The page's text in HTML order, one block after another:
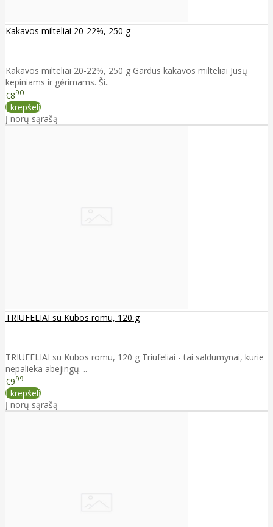
Kakavos milteliai 20-22%, 250 g
Kakavos milteliai 20-22%, 250 g Gardūs kakavos milteliai Jūsų
kepiniams ir gėrimams. Ši..
€890
Į krepšelį
Į norų sąrašą
TRIUFELIAI su Kubos romu, 120 g
TRIUFELIAI su Kubos romu, 120 g Triufeliai - tai saldumynai, kurie
nepalieka abejingų. ..
€999
Į krepšelį
Į norų sąrašą